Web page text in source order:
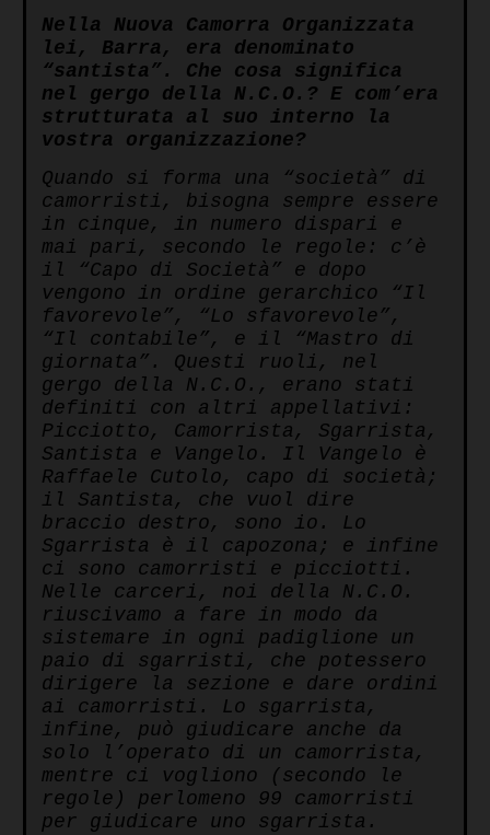
Nella Nuova Camorra Organizzata
lei, Barra, era denominato
“santista”. Che cosa significa
nel gergo della N.C.O.? E com’era
strutturata al suo interno la
vostra organizzazione?
Quando si forma una “società” di
camorristi, bisogna sempre essere
in cinque, in numero dispari e
mai pari, secondo le regole: c’è
il “Capo di Società” e dopo
vengono in ordine gerarchico “Il
favorevole”, “Lo sfavorevole”,
“Il contabile”, e il “Mastro di
giornata”. Questi ruoli, nel
gergo della N.C.O., erano stati
definiti con altri appellativi:
Picciotto, Camorrista, Sgarrista,
Santista e Vangelo. Il Vangelo è
Raffaele Cutolo, capo di società;
il Santista, che vuol dire
braccio destro, sono io. Lo
Sgarrista è il capozona; e infine
ci sono camorristi e picciotti.
Nelle carceri, noi della N.C.O.
riuscivamo a fare in modo da
sistemare in ogni padiglione un
paio di sgarristi, che potessero
dirigere la sezione e dare ordini
ai camorristi. Lo sgarrista,
infine, può giudicare anche da
solo l’operato di un camorrista,
mentre ci vogliono (secondo le
regole) perlomeno 99 camorristi
per giudicare uno sgarrista.